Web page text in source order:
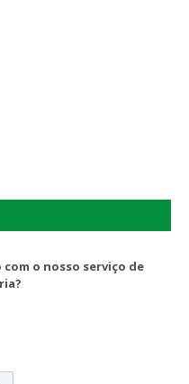
o nosso serviço de